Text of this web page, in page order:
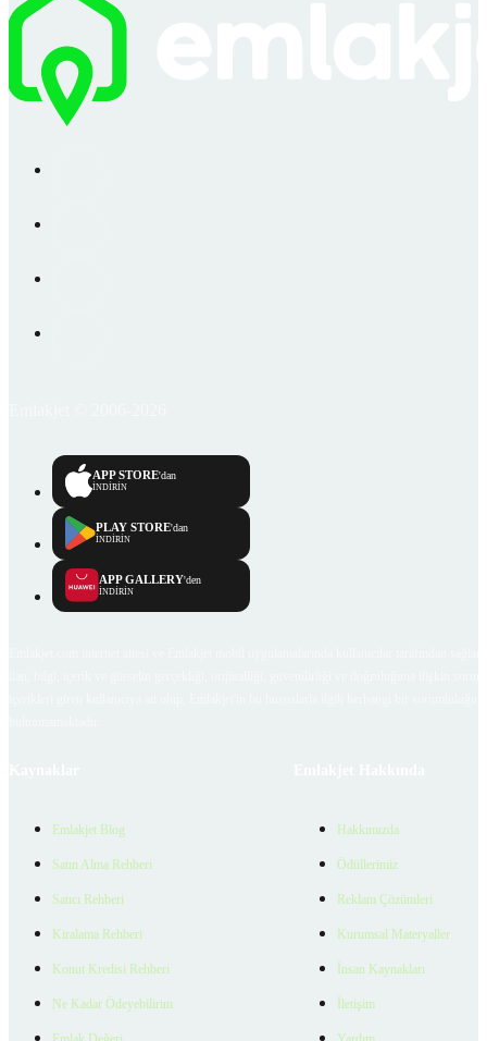
APP STORE'dan
İNDİRİN
PLAY STORE'dan
İNDİRİN
APP GALLERY'den
İNDİRİN
Emlakjet Blog
Satın Alma Rehberi
Satıcı Rehberi
Kiralama Rehberi
Konut Kredisi Rehberi
Ne Kadar Ödeyebilirim
Hakkımızda
Ödüllerimiz
Reklam Çözümleri
Kurumsal Materyaller
İnsan Kaynakları
İletişim